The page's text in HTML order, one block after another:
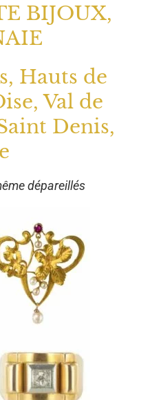
BIJOUX,
Hauts de
Val de
Denis,
dépareillés